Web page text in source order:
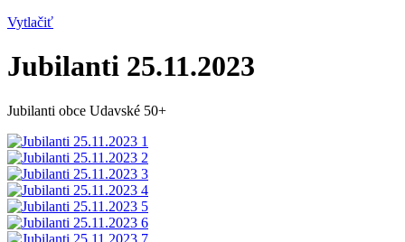
Vytlačiť
Jubilanti 25.11.2023
Jubilanti obce Udavské 50+